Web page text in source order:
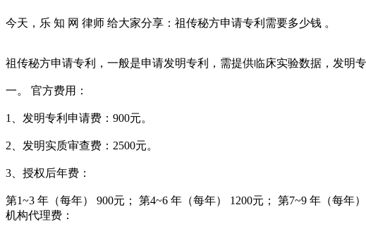
今天，乐 知 网 律师 给大家分享：祖传秘方申请专利需要多少钱 。
祖传秘方申请专利，一般是申请发明专利，需提供临床实验数据，发明
一。 官方费用：
1、发明专利申请费：900元。
2、发明实质审查费：2500元。
3、授权后年费：
第1~3 年（每年） 900元； 第4~6 年（每年） 1200元； 第7~9 年（每年
机构代理费：